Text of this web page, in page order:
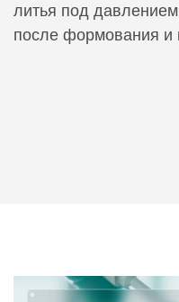
литья под
после формования и